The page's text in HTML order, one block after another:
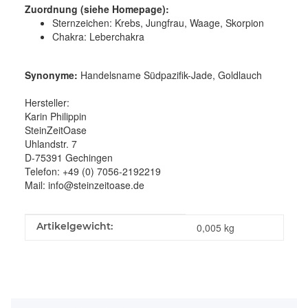
Zuordnung (siehe Homepage):
Sternzeichen: Krebs, Jungfrau, Waage, Skorpion
Chakra: Leberchakra
Synonyme: Handelsname Südpazifik-Jade, Goldlauch
Hersteller:
Karin Philippin
SteinZeitOase
Uhlandstr. 7
D-75391 Gechingen
Telefon: +49 (0) 7056-2192219
Mail: info@steinzeitoase.de
Produkteigenschaft
Wert
Artikelgewicht: 0,005 kg